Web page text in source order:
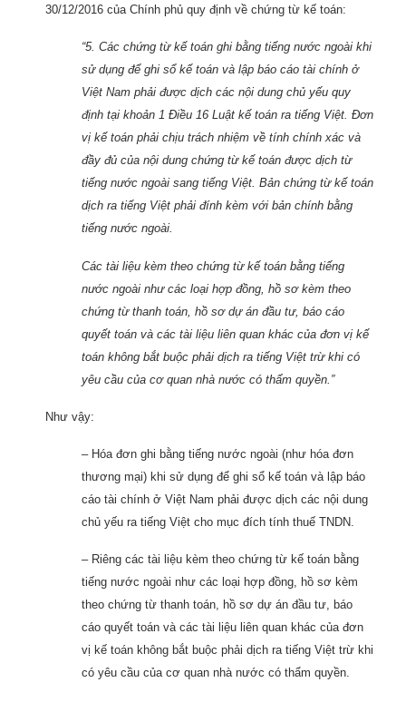
30/12/2016 của Chính phủ quy định về chứng từ kế toán:
“5. Các chứng từ kế toán ghi bằng tiếng nước ngoài khi
sử dụng để ghi sổ kế toán và lập báo cáo tài chính ở
Việt Nam phải được dịch các nội dung chủ yếu quy
định tại khoản 1 Điều 16 Luật kế toán ra tiếng Việt. Đơn
vị kế toán phải chịu trách nhiệm về tính chính xác và
đầy đủ của nội dung chứng từ kế toán được dịch từ
tiếng nước ngoài sang tiếng Việt. Bản chứng từ kế toán
dịch ra tiếng Việt phải đính kèm với bản chính bằng
tiếng nước ngoài.
Các tài liệu kèm theo chứng từ kế toán bằng tiếng
nước ngoài như các loại hợp đồng, hồ sơ kèm theo
chứng từ thanh toán, hồ sơ dự án đầu tư, báo cáo
quyết toán và các tài liệu liên quan khác của đơn vị kế
toán không bắt buộc phải dịch ra tiếng Việt trừ khi có
yêu cầu của cơ quan nhà nước có thẩm quyền. ”
Như vậy:
– Hóa đơn ghi bằng tiếng nước ngoài (như hóa đơn
thương mại) khi sử dụng để ghi sổ kế toán và lập báo
cáo tài chính ở Việt Nam phải được dịch các nội dung
chủ yếu ra tiếng Việt cho mục đích tính thuế TNDN.
– Riêng các tài liệu kèm theo chứng từ kế toán bằng
tiếng nước ngoài như các loại hợp đồng, hồ sơ kèm
theo chứng từ thanh toán, hồ sơ dự án đầu tư, báo
cáo quyết toán và các tài liệu liên quan khác của đơn
vị kế toán không bắt buộc phải dịch ra tiếng Việt trừ khi
có yêu cầu của cơ quan nhà nước có thẩm quyền.